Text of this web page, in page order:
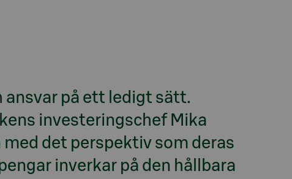
ansvar på ett ledigt sätt.
investeringschef Mika
det perspektiv som deras
inverkar på den hållbara